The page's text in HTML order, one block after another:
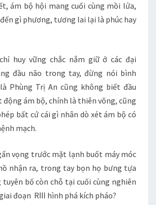
ám bộ hội mang cuối cùng mồi lửa,
gì phương, tương lai lại là phúc hay
huy vững chắc nắm giữ ở các đại
đầu não trong tay, đừng nói bình
Phùng Trị An cũng không biết đầu
động ám bộ, chính là thiên võng, cũng
bất cứ cái gì nhân dò xét ám bộ có
mạch.
vọng trước mặt lạnh buốt máy móc
nhận ra, trong tay bọn họ bưng tựa
bố còn chỗ tại cuối cùng nghiên
đoạn RⅢ hình phá kích pháo?